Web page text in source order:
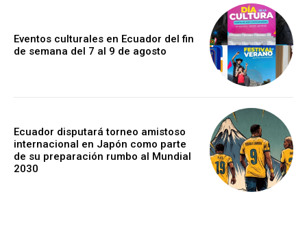
Eventos culturales en Ecuador del fin
de semana del 7 al 9 de agosto
Ecuador disputará torneo amistoso
internacional en Japón como parte
de su preparación rumbo al Mundial
2030